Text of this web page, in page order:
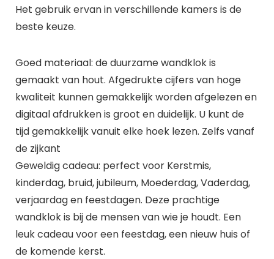
Het gebruik ervan in verschillende kamers is de
beste keuze.
Goed materiaal: de duurzame wandklok is
gemaakt van hout. Afgedrukte cijfers van hoge
kwaliteit kunnen gemakkelijk worden afgelezen en
digitaal afdrukken is groot en duidelijk. U kunt de
tijd gemakkelijk vanuit elke hoek lezen. Zelfs vanaf
de zijkant
Geweldig cadeau: perfect voor Kerstmis,
kinderdag, bruid, jubileum, Moederdag, Vaderdag,
verjaardag en feestdagen. Deze prachtige
wandklok is bij de mensen van wie je houdt. Een
leuk cadeau voor een feestdag, een nieuw huis of
de komende kerst.